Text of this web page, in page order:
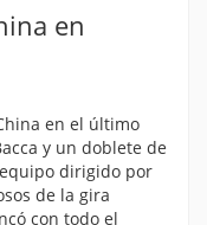
en
en el último
y un doblete de
dirigido por
de la gira
con todo el